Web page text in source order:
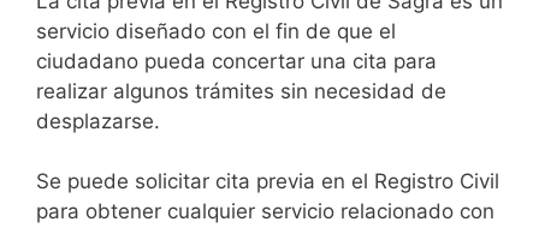
servicio diseñado con el fin de que el
ciudadano pueda concertar una cita para
realizar algunos trámites sin necesidad de
desplazarse.​
Se puede solicitar cita previa en el Registro Civil
para obtener cualquier servicio relacionado con